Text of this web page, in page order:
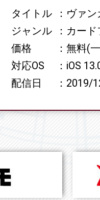
SPECタイトル
ヴァン
ジャンル
カード
価格
無料(
対応OS
iOS
配信日
2019/